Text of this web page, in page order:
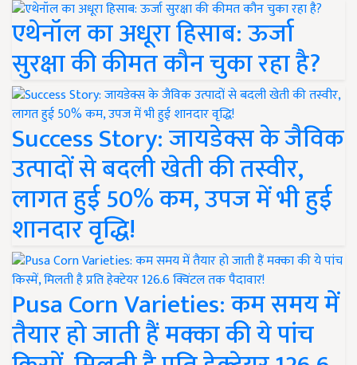
एथेनॉल का अधूरा हिसाब: ऊर्जा
सुरक्षा की कीमत कौन चुका रहा है?
Success Story: जायडेक्स के जैविक
उत्पादों से बदली खेती की तस्वीर,
लागत हुई 50% कम, उपज में भी हुई
शानदार वृद्धि!
Pusa Corn Varieties: कम समय में
तैयार हो जाती हैं मक्का की ये पांच